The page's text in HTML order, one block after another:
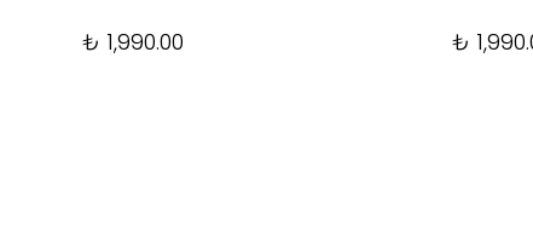
₺ 1,990.00 ₺